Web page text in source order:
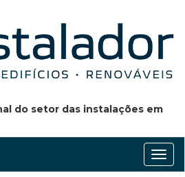
do setor das instalações em